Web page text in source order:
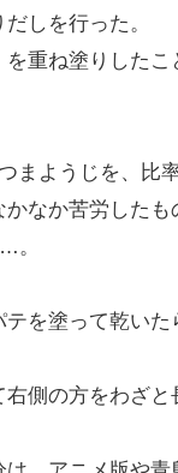
しを行った。
を重ね塗りした
まようじを、比
なか苦労したも
。
を塗って乾い
側の方をわざと